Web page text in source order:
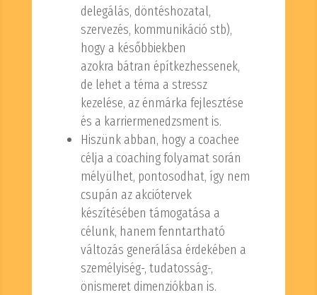
delegálás, döntéshozatal,
szervezés, kommunikáció stb),
hogy a későbbiekben
azokra bátran építkezhessenek,
de lehet a téma a stressz
kezelése, az énmárka fejlesztése
és a karriermenedzsment is.
Hiszünk abban, hogy a coachee
célja a coaching folyamat során
mélyülhet, pontosodhat, így nem
csupán az akciótervek
készítésében támogatása a
célunk, hanem fenntartható
változás generálása érdekében a
személyiség-, tudatosság-,
önismeret dimenziókban is.